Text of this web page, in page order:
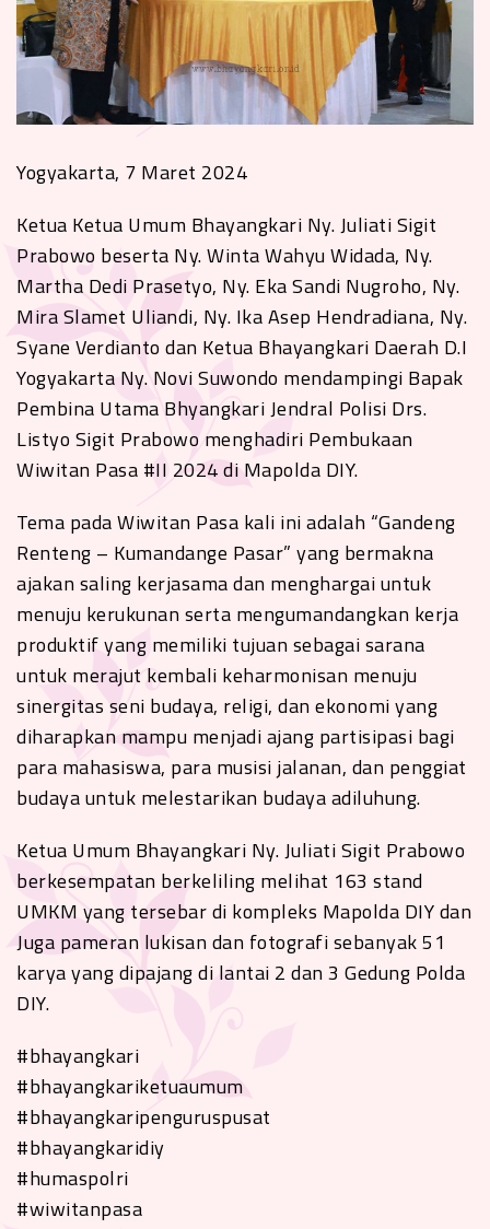
Yogyakarta, 7 Maret 2024
Ketua Ketua Umum Bhayangkari Ny. Juliati Sigit
Prabowo beserta Ny. Winta Wahyu Widada, Ny.
Martha Dedi Prasetyo, Ny. Eka Sandi Nugroho, Ny.
Mira Slamet Uliandi, Ny. Ika Asep Hendradiana, Ny.
Syane Verdianto dan Ketua Bhayangkari Daerah D.I
Yogyakarta Ny. Novi Suwondo mendampingi Bapak
Pembina Utama Bhyangkari Jendral Polisi Drs.
Listyo Sigit Prabowo menghadiri Pembukaan
Wiwitan Pasa #II 2024 di Mapolda DIY.
Tema pada Wiwitan Pasa kali ini adalah “Gandeng
Renteng – Kumandange Pasar” yang bermakna
ajakan saling kerjasama dan menghargai untuk
menuju kerukunan serta mengumandangkan kerja
produktif yang memiliki tujuan sebagai sarana
untuk merajut kembali keharmonisan menuju
sinergitas seni budaya, religi, dan ekonomi yang
diharapkan mampu menjadi ajang partisipasi bagi
para mahasiswa, para musisi jalanan, dan penggiat
budaya untuk melestarikan budaya adiluhung.
Ketua Umum Bhayangkari Ny. Juliati Sigit Prabowo
berkesempatan berkeliling melihat 163 stand
UMKM yang tersebar di kompleks Mapolda DIY dan
Juga pameran lukisan dan fotografi sebanyak 51
karya yang dipajang di lantai 2 dan 3 Gedung Polda
DIY.
#bhayangkari
#bhayangkariketuaumum
#bhayangkaripenguruspusat
#bhayangkaridiy
#humaspolri
#wiwitanpasa